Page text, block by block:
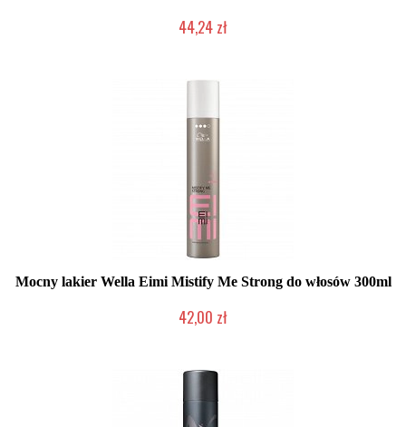
44,24 zł
Mocny lakier Wella Eimi Mistify Me Strong do włosów 300ml
42,00 zł